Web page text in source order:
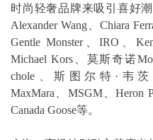
时尚轻奢品牌来吸引喜好
Alexander Wang、Chiara
Gentle Monster、IRO、
Michael Kors、莫斯奇诺
chole、斯图尔特·韦茨曼
MaxMara、MSGM、Heron
Canada Goose等。